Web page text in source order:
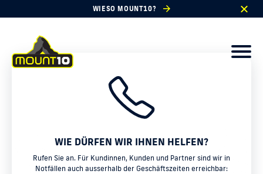
WIESO MOUNT10?
WIE DÜRFEN WIR IHNEN HELFEN?
Rufen Sie an. Für Kundinnen, Kunden und Partner sind wir in
Notfällen auch ausserhalb der Geschäftszeiten erreichbar: